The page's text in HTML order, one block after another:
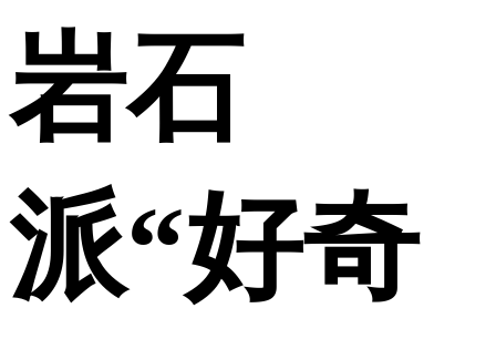
岩石
派“好奇